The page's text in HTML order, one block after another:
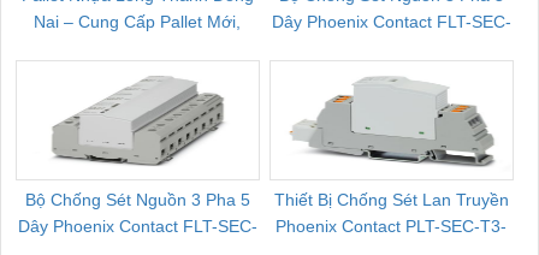
Nai – Cung Cấp Pallet Mới,
Dây Phoenix Contact FLT-SEC-
Bộ Chống Sét Nguồn 3 Pha 5
Dây Phoenix Contact FLT-SEC-
Thiết Bị Chống Sét Lan Truyền
Phoenix Contact PLT-SEC-T3-